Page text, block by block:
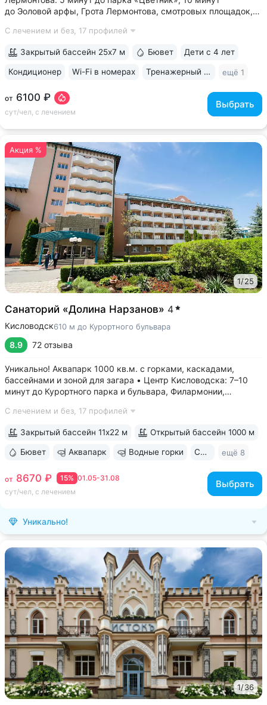
до Эоловой арфы, Грота Лермонтова, смотровых площадок,
минеральной воды № 29. Воду этого источника можно
С лечением и без, 17 профилей
от 6100 ₽
сут/чел, с лечением
Выбрать
Закрытый бассейн 25х7 м Бювет Дети с 4 лет
Кондиционер Wi-Fi в номерах Тренажерный зал ещё 1
Акция %
1/25
Санаторий «Долина Нарзанов» 4
Кисловодск610 м до Курортного бульвара
8.9 72 отзыва
Уникально! Аквапарк 1000 кв.м. с горками, каскадами,
бассейнами и зоной для загара • Центр Кисловодска: 7–10
минут до Курортного парка и бульвара, Филармонии,
курортов: «Ессентуки-4» и «Славяновская» (Железноводск).
С лечением и без, 17 профилей
01.05-31.08
15%
от 8670 ₽
сут/чел, с лечением
Выбрать
Закрытый бассейн 11х22 м Открытый бассейн 1000 м
Бювет Аквапарк Водные горки Свой парк ещё 8
Уникально!
1/36